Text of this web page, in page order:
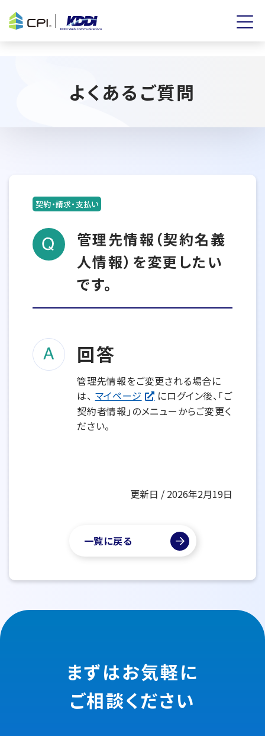
よくあるご質問
契約・請求・支払い
管理先情報（契約名義
人情報）を変更したい
です。
回答
管理先情報をご変更される場合に
は、 マイページ
にログイン後、「ご
契約者情報」のメニューからご変更く
ださい。
更新日 / 2026年2月19日
一覧に戻る
まずはお気軽に
ご相談ください